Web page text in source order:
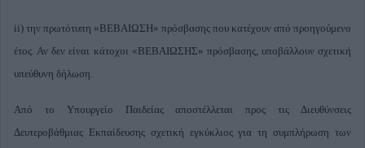
ii) την πρωτότυπη «ΒΕΒΑΙΩΣΗ» πρόσβασης που κατέχουν από προηγούμενο
έτος. Αν δεν είναι κάτοχοι «ΒΕΒΑΙΩΣΗΣ» πρόσβασης, υποβάλλουν σχετική
υπεύθυνη δήλωση.
Από το Υπουργείο Παιδείας αποστέλλεται προς τις Διευθύνσεις
Δευτεροβάθμιας Εκπαίδευσης σχετική εγκύκλιος για τη συμπλήρωση των